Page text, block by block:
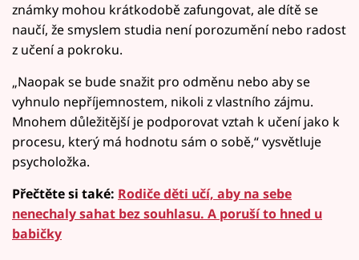
známky mohou krátkodobě zafungovat, ale dítě se
naučí, že smyslem studia není porozumění nebo radost
z učení a pokroku.
„Naopak se bude snažit pro odměnu nebo aby se
vyhnulo nepříjemnostem, nikoli z vlastního zájmu.
Mnohem důležitější je podporovat vztah k učení jako k
procesu, který má hodnotu sám o sobě,“ vysvětluje
psycholožka.
Přečtěte si také: Rodiče děti učí, aby na sebe
nenechaly sahat bez souhlasu. A poruší to hned u
babičky